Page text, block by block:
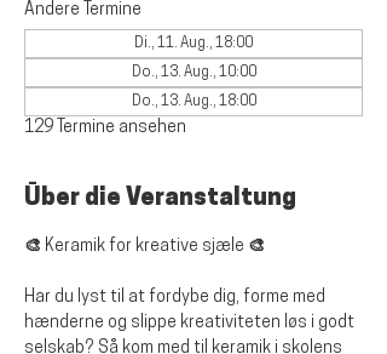
Andere Termine
Di., 11. Aug., 18:00
Do., 13. Aug., 10:00
Do., 13. Aug., 18:00
129 Termine ansehen
Über die Veranstaltung
🎨 Keramik for kreative sjæle 🎨
Har du lyst til at fordybe dig, forme med
hænderne og slippe kreativiteten løs i godt
selskab? Så kom med til keramik i skolens